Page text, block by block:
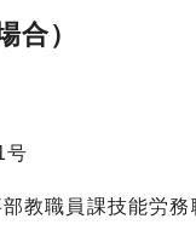
合）
号
教職員課技能労務